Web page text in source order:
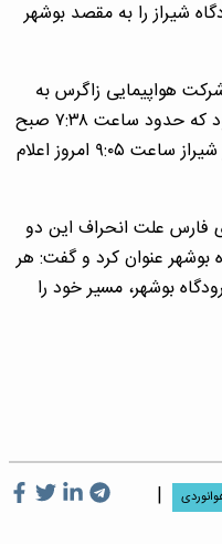
امروز فرودگاه شیراز را به مقصد بوشهر
هواپیمایی زاگرس به
شماره ۴۱۰۸ در مسیر مشهد _ بوشهر بود که حدود ساعت ۷:۳۸ صبح
امروز در شیراز فرود آمد و خروج آن از شیراز ساعت ۹:۰۵ امروز اعلام
فارس علت انحراف این دو
بوشهر عنوان کرد و گفت: هر
بوشهر، مسیر خود را
|